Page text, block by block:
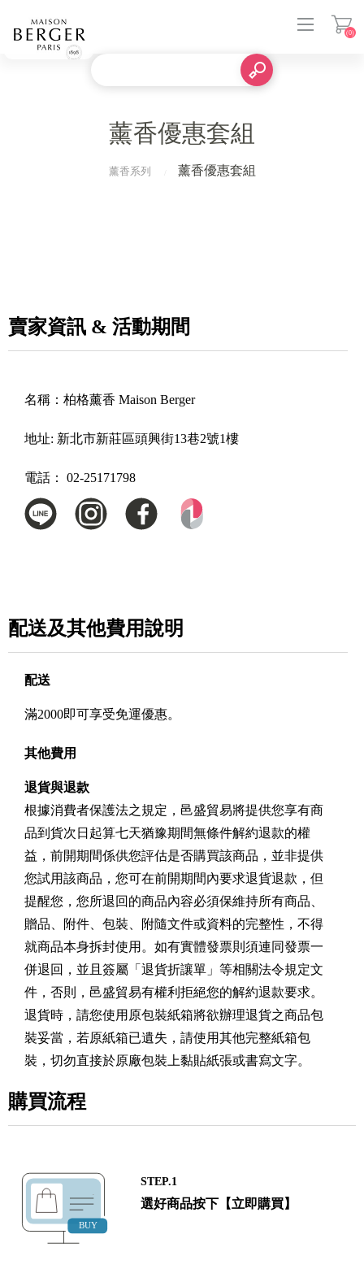
(0)
薰香優惠套組
薰香系列 薰香優惠套組
賣家資訊 & 活動期間
名稱： 柏格薰香 Maison Berger
地址: 新北市新莊區頭興街13巷2號1樓
電話： 02-25171798
配送及其他費用說明
配送
滿2000即可享受免運優惠。
其他費用
退貨與退款
根據消費者保護法之規定，邑盛貿易將提供您享有商
品到貨次日起算七天猶豫期間無條件解約退款的權
益，前開期間係供您評估是否購買該商品，並非提供
您試用該商品，您可在前開期間內要求退貨退款，但
提醒您，您所退回的商品內容必須保維持所有商品、
贈品、附件、包裝、附隨文件或資料的完整性，不得
就商品本身拆封使用。如有實體發票則須連同發票一
併退回，並且簽屬「退貨折讓單」等相關法令規定文
件，否則，邑盛貿易有權利拒絕您的解約退款要求。
退貨時，請您使用原包裝紙箱將欲辦理退貨之商品包
裝妥當，若原紙箱已遺失，請使用其他完整紙箱包
裝，切勿直接於原廠包裝上黏貼紙張或書寫文字。
購買流程
STEP.1
選好商品按下【立即購買】